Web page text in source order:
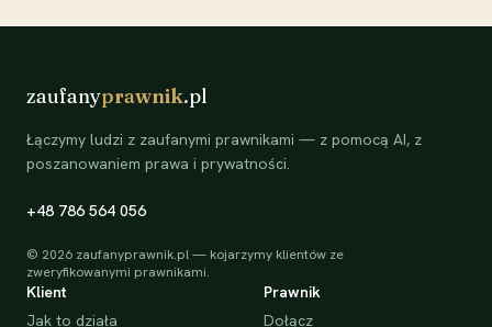
zaufanyprawnik.pl
Łączymy ludzi z zaufanymi prawnikami — z pomocą AI, z
poszanowaniem prawa i prywatności.
+48 786 564 056
© 2026 zaufanyprawnik.pl — kojarzymy klientów ze
zweryfikowanymi prawnikami.
Klient
Jak to działa
Prawnik
Dołącz